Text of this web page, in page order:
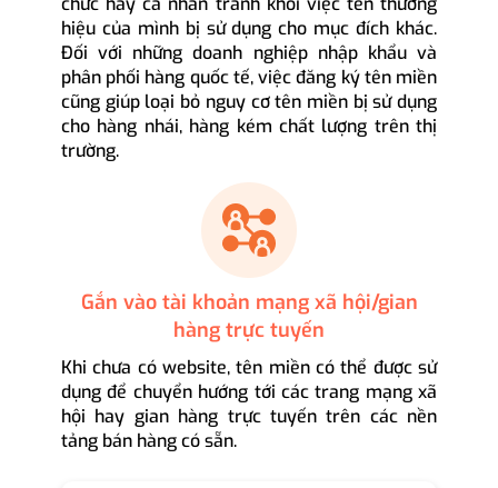
hiệu của mình bị sử dụng cho mục đích khác.
Đối với những doanh nghiệp nhập khẩu và
phân phối hàng quốc tế, việc đăng ký tên miền
cũng giúp loại bỏ nguy cơ tên miền bị sử dụng
cho hàng nhái, hàng kém chất lượng trên thị
trường.
Gắn vào tài khoản mạng xã hội/gian
hàng trực tuyến
Khi chưa có website, tên miền có thể được sử
dụng để chuyển hướng tới các trang mạng xã
hội hay gian hàng trực tuyến trên các nền
tảng bán hàng có sẵn.